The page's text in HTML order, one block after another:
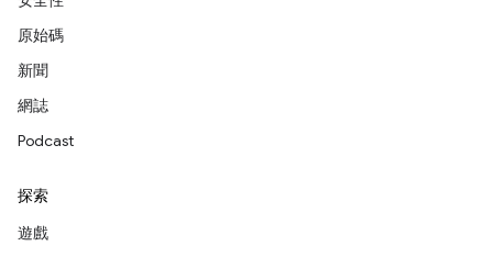
原始碼
新聞
網誌
Podcast
探索
遊戲